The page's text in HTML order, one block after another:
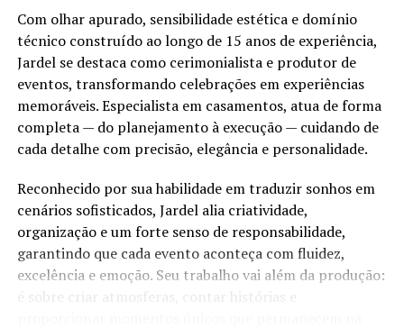
Com olhar apurado, sensibilidade estética e domínio
técnico construído ao longo de 15 anos de experiência,
Jardel se destaca como cerimonialista e produtor de
eventos, transformando celebrações em experiências
memoráveis. Especialista em casamentos, atua de forma
completa — do planejamento à execução — cuidando de
cada detalhe com precisão, elegância e personalidade.
Reconhecido por sua habilidade em traduzir sonhos em
cenários sofisticados, Jardel alia criatividade,
organização e um forte senso de responsabilidade,
garantindo que cada evento aconteça com fluidez,
excelência e emoção. Seu trabalho vai além da produção:
é sobre criar atmosferas, contar histórias e